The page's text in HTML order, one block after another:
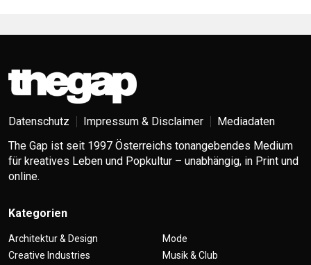
Datenschutz Impressum & Disclaimer
Mediadaten
The Gap ist seit 1997 Österreichs tonangebendes Medium
für kreatives Leben und Popkultur – unabhängig, in Print und
online.
Kategorien
Architektur & Design
Creative Industries
Mode
Musik & Club